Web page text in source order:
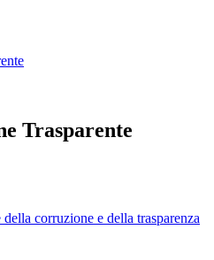
Trasparente
corruzione e della trasparenza